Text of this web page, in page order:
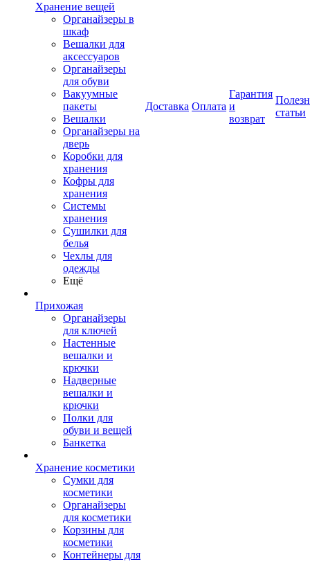
Хранение вещей
Органайзеры в
шкаф
Вешалки для
аксессуаров
Органайзеры
для обуви
Вакуумные
пакеты
Вешалки
Органайзеры на
дверь
Коробки для
хранения
Кофры для
хранения
Системы
хранения
Сушилки для
белья
Чехлы для
одежды
Ещё
Прихожая
Органайзеры
для ключей
Настенные
вешалки и
крючки
Надверные
вешалки и
крючки
Полки для
обуви и вещей
Банкетка
Хранение косметики
Сумки для
косметики
Органайзеры
для косметики
Корзины для
косметики
Контейнеры для
Доставка Оплата
Гарантия
и
возврат
статьи